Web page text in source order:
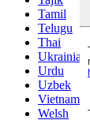
Tamil
Telugu
Thai
Ukrainian
Urdu
Uzbek
Vietnamese
Welsh